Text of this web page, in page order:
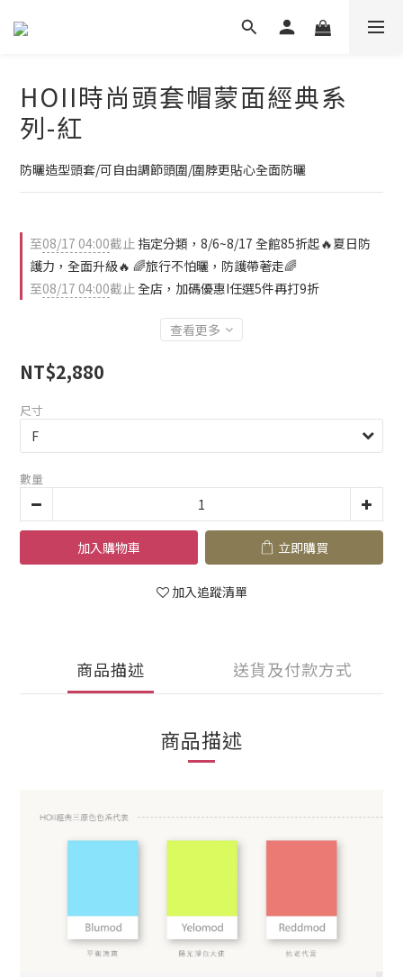
HOII時尚頭套帽蒙面經典系
列-紅
防曬造型頭套/可自由調節頭圍/圍脖更貼心全面防曬
至08/17 04:00截止 指定分類，8/6~8/17 全館85折起🔥夏日防
護力，全面升級🔥 🌈旅行不怕曬，防護帶著走🌈
至08/17 04:00截止全店，加碼優惠I任選5件再打9折
查看更多
NT$2,880
尺寸
數量
加入購物車 立即購買
加入追蹤清單
商品描述 送貨及付款方式
商品描述